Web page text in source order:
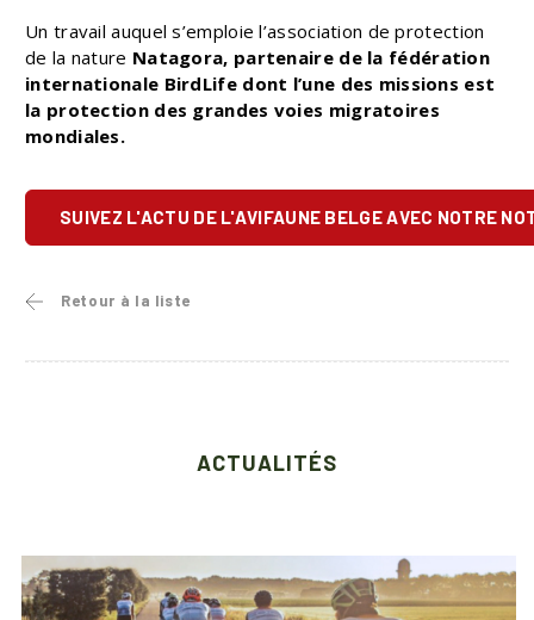
Un travail auquel s’emploie l’association de protection
de la nature Natagora, partenaire de la fédération
internationale BirdLife dont l’une des missions est
la protection des grandes voies migratoires
mondiales.
SUIVEZ L'ACTU DE L'AVIFAUNE BELGE AVEC NOTRE
Retour à la liste
ACTUALITÉS